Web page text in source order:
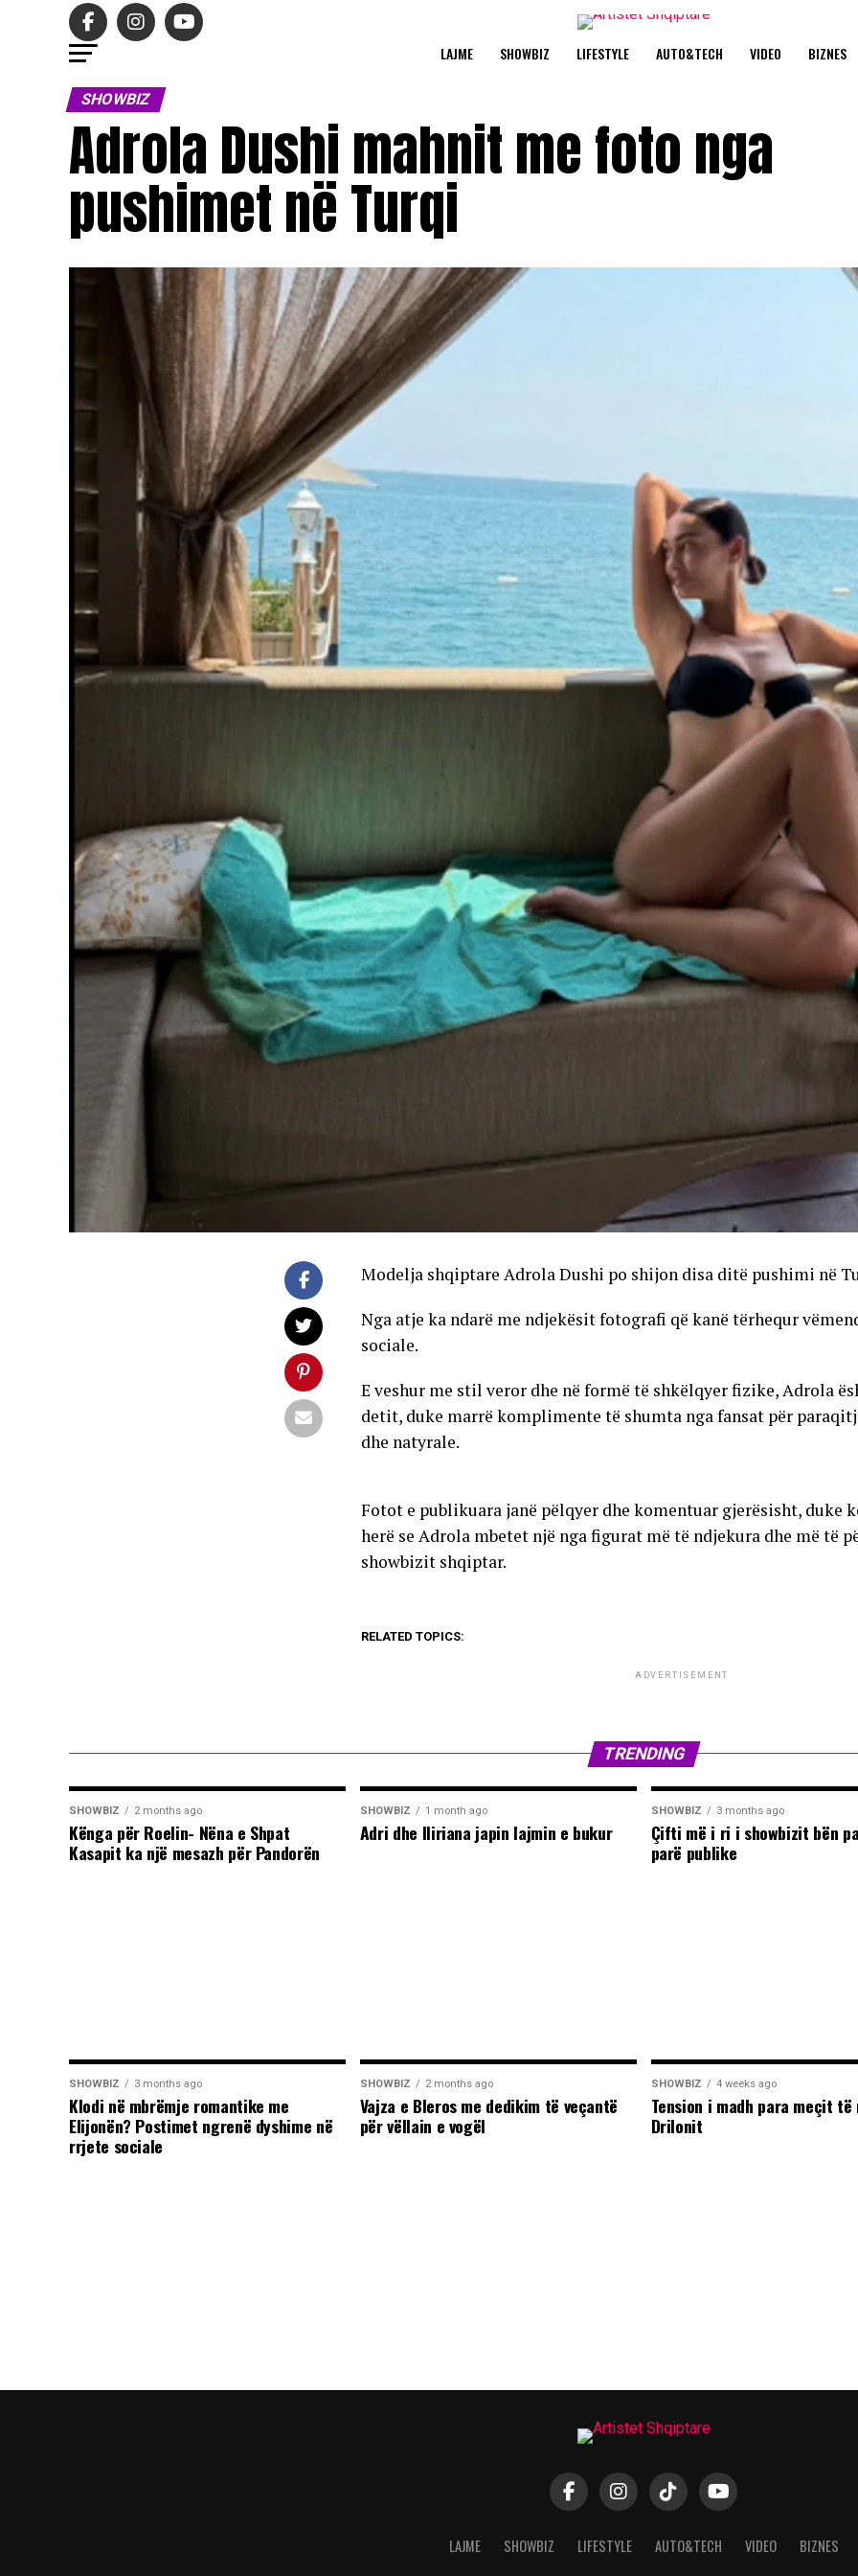
LAJME SHOWBIZ LIFESTYLE AUTO&TECH VIDEO BIZNES
SHOWBIZ
Adrola Dushi mahnit me foto nga
pushimet në Turqi
Modelja shqiptare Adrola Dushi po shijon disa ditë pushimi në
Nga atje ka ndarë me ndjekësit fotografi që kanë tërhequr
sociale.
E veshur me stil veror dhe në formë të shkëlqyer fizike, Adrola
detit, duke marrë komplimente të shumta nga fansat për
dhe natyrale.
Fotot e publikuara janë pëlqyer dhe komentuar gjerësisht, duke
herë se Adrola mbetet një nga figurat më të ndjekura dhe më të
showbizit shqiptar.
RELATED TOPICS:
ADVERTISEMENT
TRENDING
SHOWBIZ 2 months ago
Kënga për Roelin- Nëna e Shpat
Kasapit ka një mesazh për Pandorën
SHOWBIZ 1 month ago
Adri dhe Iliriana japin lajmin e bukur
SHOWBIZ 3 months ago
Çifti më i ri i showbizit bën
parë publike
SHOWBIZ 3 months ago
Klodi në mbrëmje romantike me
Elijonën? Postimet ngrenë dyshime në
rrjete sociale
SHOWBIZ 2 months ago
Vajza e Bleros me dedikim të veçantë
për vëllain e vogël
SHOWBIZ 4 weeks ago
Tension i madh para meçit
Drilonit
LAJME SHOWBIZ LIFESTYLE AUTO&TECH VIDEO BIZNES